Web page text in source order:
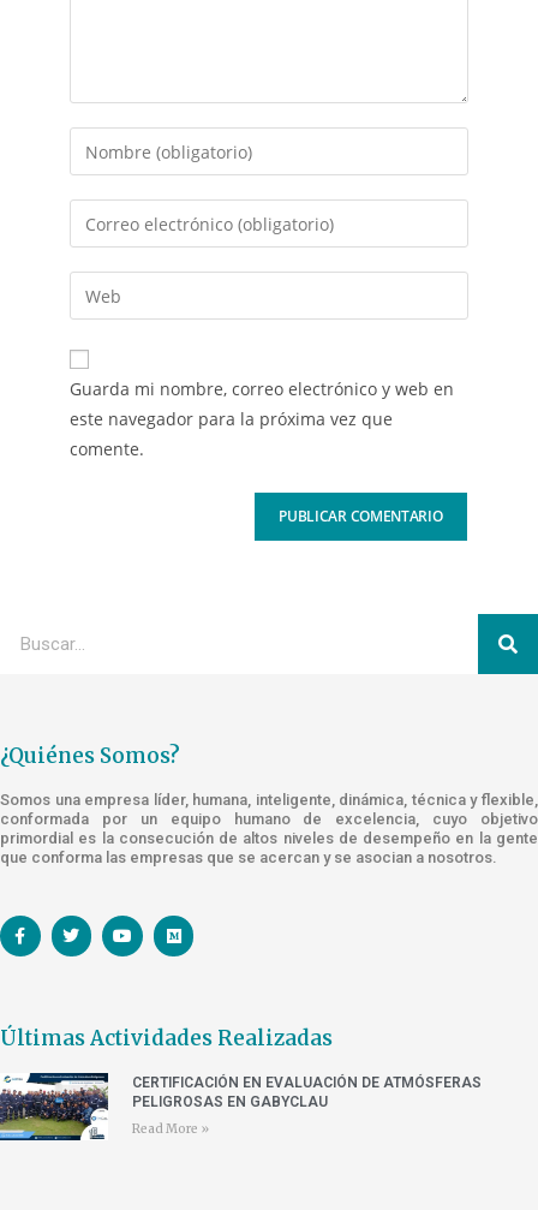
Guarda mi nombre, correo electrónico y web en
este navegador para la próxima vez que
comente.
¿Quiénes Somos?
Somos una empresa líder, humana, inteligente, dinámica, técnica y flexible,
conformada por un equipo humano de excelencia, cuyo objetivo
primordial es la consecución de altos niveles de desempeño en la gente
que conforma las empresas que se acercan y se asocian a nosotros.
Últimas Actividades Realizadas
CERTIFICACIÓN EN EVALUACIÓN DE ATMÓSFERAS
PELIGROSAS EN GABYCLAU
Read More »